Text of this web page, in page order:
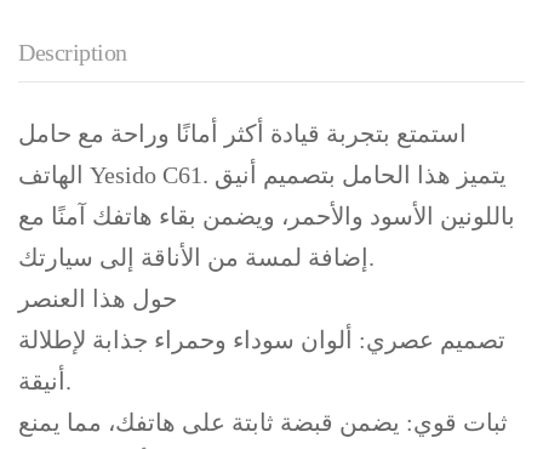
Description
استمتع بتجربة قيادة أكثر أمانًا وراحة مع حامل
الهاتف Yesido C61. يتميز هذا الحامل بتصميم أنيق
باللونين الأسود والأحمر، ويضمن بقاء هاتفك آمنًا مع
إضافة لمسة من الأناقة إلى سيارتك.
تصميم عصري: ألوان سوداء وحمراء جذابة لإطلالة
أنيقة.
ثبات قوي: يضمن قبضة ثابتة على هاتفك، مما يمنع